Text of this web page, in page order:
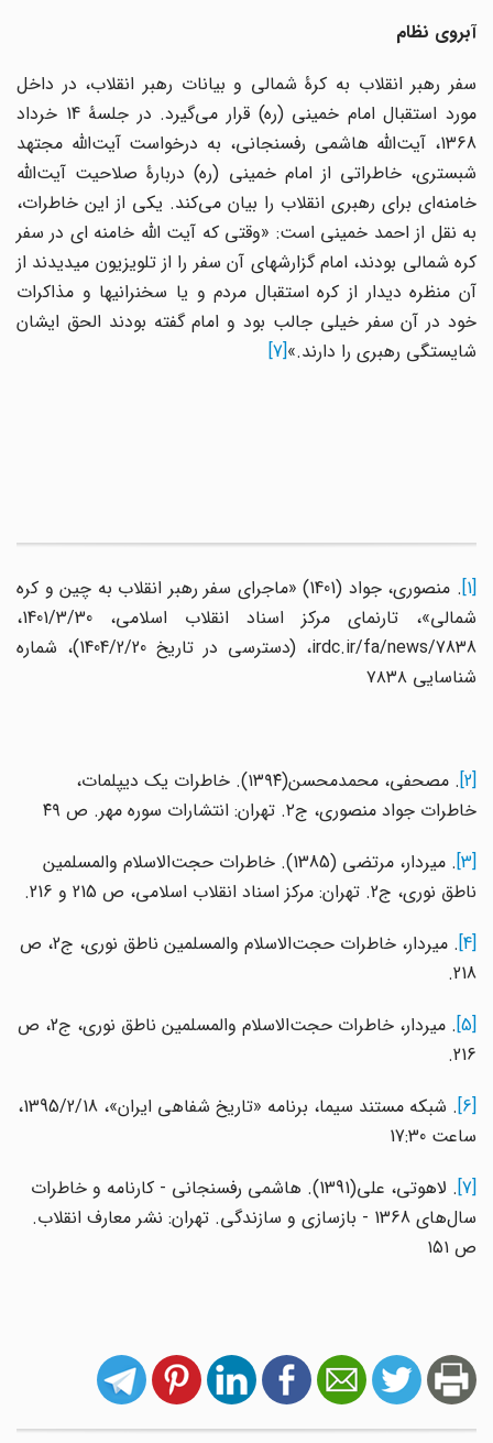
آبروی نظام
سفر رهبر انقلاب به کرۀ شمالی و بیانات رهبر انقلاب، در داخل
مورد استقبال امام خمینی (ره) قرار می‌گیرد. در جلسۀ 14 خرداد
1368، آیت‌الله هاشمی رفسنجانی، به درخواست آیت‌الله مجتهد
شبستری، خاطراتی از امام خمینی (ره) دربارۀ صلاحیت آیت‌الله
خامنه‌ای برای رهبری انقلاب را بیان می‌کند. یکی از این خاطرات،
به نقل از احمد خمینی است: «وقتی که آیت الله خامنه ای در سفر
کره شمالی بودند، امام گزارشهای آن سفر را از تلویزیون میدیدند از
آن منظره دیدار از کره استقبال مردم و یا سخنرانیها و مذاکرات
خود در آن سفر خیلی جالب بود و امام گفته بودند الحق ایشان
شایستگی رهبری را دارند.»[7]
. منصوری، جواد (1401) «ماجرای سفر رهبر انقلاب به چین و کره
شمالی»، تارنمای مرکز اسناد انقلاب اسلامی، 1401/3/30،
irdc.ir/fa/news/7838، (دسترسی در تاریخ 1404/2/20)، شماره
شناسایی ۷۸۳۸
. مصحفی، محمدمحسن(۱۳۹۴). خاطرات یک دیپلمات،
خاطرات جواد منصوری، ج۲. تهران: انتشارات سوره مهر. ص ۴۹
. میردار، مرتضی (1385). خاطرات حجت‌الاسلام والمسلمین
ناطق نوری، ج2. تهران: مرکز اسناد انقلاب اسلامی، ص 215 و 216.
. میردار، خاطرات حجت‌الاسلام والمسلمین ناطق نوری، ج2، ص
218.
. میردار، خاطرات حجت‌الاسلام والمسلمین ناطق نوری، ج2، ص
216.
. شبکه مستند سیما، برنامه «تاریخ شفاهی ایران»، 1395/2/18،
ساعت 17:30
. لاهوتی، علی(1391). هاشمی رفسنجانی - کارنامه و خاطرات
سال‌های 1368 - بازسازی و سازندگی. تهران: نشر معارف انقلاب.
ص ۱۵۱